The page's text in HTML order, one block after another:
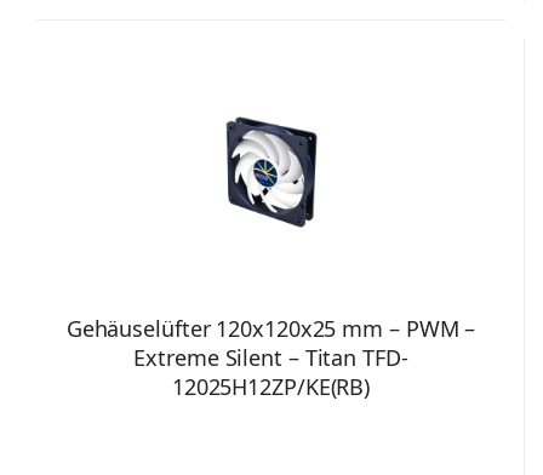
Gehäuselüfter 120x120x25 mm – PWM –
Extreme Silent – Titan TFD-
12025H12ZP/KE(RB)